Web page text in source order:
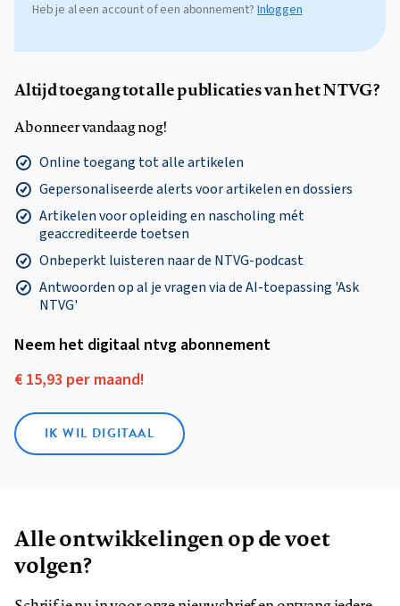
Heb je al een account of een abonnement?Inloggen
Altijd toegang tot alle publicaties van het NTVG?
Abonneer vandaag nog!
Online toegang tot alle artikelen
Gepersonaliseerde alerts voor artikelen en dossiers
Artikelen voor opleiding en nascholing mét
geaccrediteerde toetsen
Onbeperkt luisteren naar de NTVG-podcast
Antwoorden op al je vragen via de AI-toepassing 'Ask
NTVG'
Neem het digitaal ntvg abonnement
€ 15,93 per maand!
IK WIL DIGITAAL
Alle ontwikkelingen op de voet
volgen?